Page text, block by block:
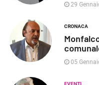
29
CRONACA
05
EVENTI